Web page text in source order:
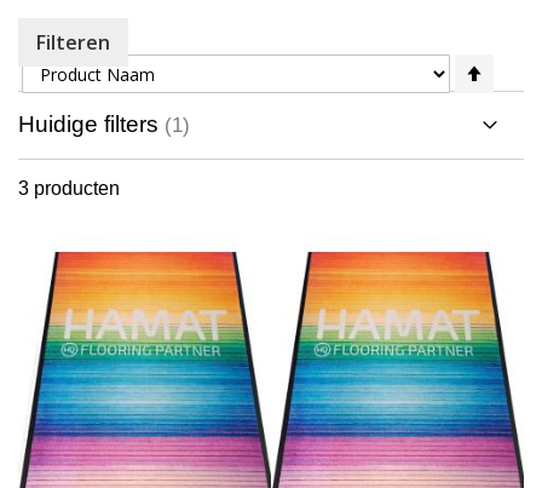
3 producten
Sorteer op
hoog
naar
Filteren
Huidige filters